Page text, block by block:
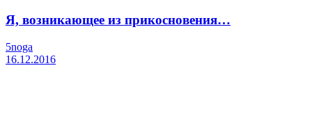
Я, возникающее из прикосновения…
5noga
16.12.2016